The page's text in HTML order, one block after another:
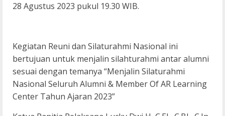
28 Agustus 2023 pukul 19.30 WIB.
Kegiatan Reuni dan Silaturahmi Nasional ini
bertujuan untuk menjalin silahturahmi antar alumni
sesuai dengan temanya “Menjalin Silaturahmi
Nasional Seluruh Alumni & Member Of AR Learning
Center Tahun Ajaran 2023”